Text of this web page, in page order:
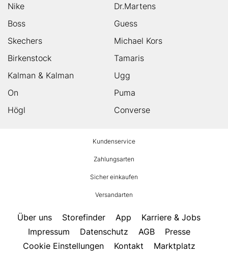
Nike
Dr.Martens
Boss
Guess
Skechers
Michael Kors
Birkenstock
Tamaris
Kalman & Kalman
Ugg
On
Puma
Högl
Converse
Kundenservice
Zahlungsarten
Sicher einkaufen
Versandarten
Über uns Storefinder App
Karriere & Jobs
Impressum
Datenschutz AGB
Presse
Cookie Einstellungen
Kontakt Marktplatz